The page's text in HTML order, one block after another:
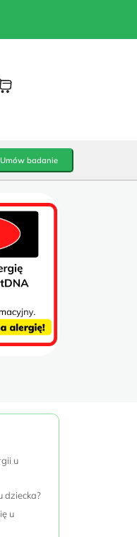
Umów badanie
u
dziecka?
u